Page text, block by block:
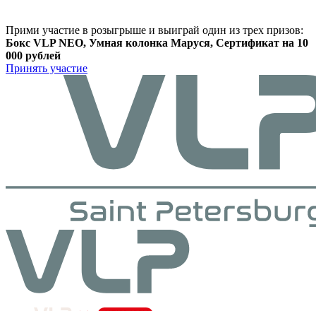
Прими участие в розыгрыше и выиграй один из трех призов:
Бокс VLP NEO, Умная колонка Маруся, Сертификат на 10
000 рублей
Принять участие